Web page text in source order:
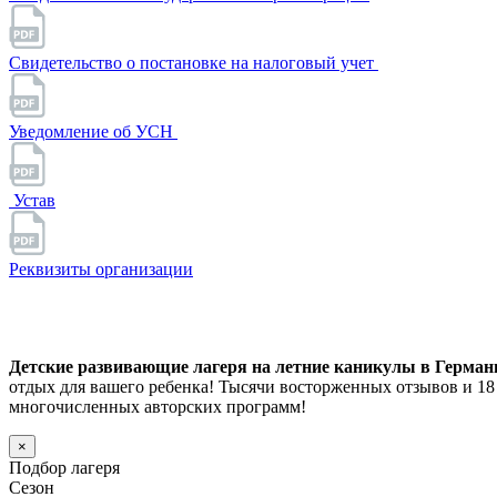
Свидетельство о постановке на налоговый учет
Уведомление об УСН
Устав
Реквизиты организации
Детские развивающие лагеря на летние каникулы в
отдых для вашего ребенка! Тысячи восторженных отзывов и
многочисленных авторских программ!
×
Подбор лагеря
Сезон